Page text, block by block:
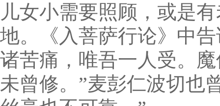
儿女小需要照顾，或是
地。《入菩萨行论》中
诸苦痛，唯吾一人受。
未曾修。”麦彭仁波切也